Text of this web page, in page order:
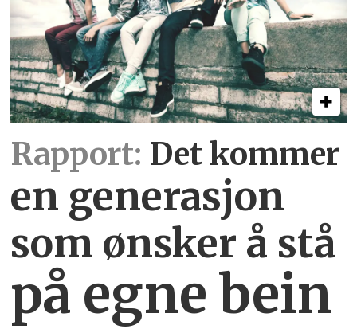
Rapport: Det kommer
en generasjon
som ønsker å stå
på egne bein